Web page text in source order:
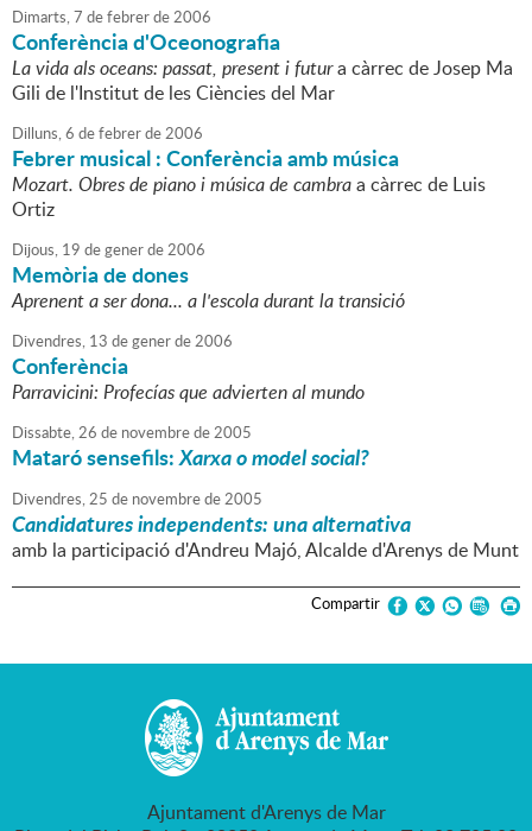
Dimarts,7 defebrerde2006
Conferència d'Oceonografia
La vida als oceans: passat, present i futura càrrec de Josep Ma
Gili de l'Institut de les Ciències del Mar
Dilluns,6 defebrerde2006
Febrer musical : Conferència amb música
Mozart. Obres de piano i música de cambraa càrrec de Luis
Ortiz
Dijous, 19 degenerde2006
Memòria de dones
Aprenent a ser dona... a l'escola durant la transició
Divendres, 13 degenerde2006
Conferència
Parravicini: Profecías que advierten al mundo
Dissabte,26 de novembrede2005
Mataró sensefils:Xarxa o model social?
Divendres,25 de novembrede2005
Candidatures independents: una alternativa
amb la participació d'Andreu Majó, Alcalde d'Arenys de Munt
Compartir
Ajuntament d'Arenys de Mar